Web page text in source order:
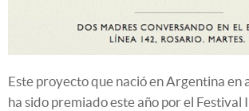
Este proyecto que nació en Argentina en
ha sido premiado este año por el